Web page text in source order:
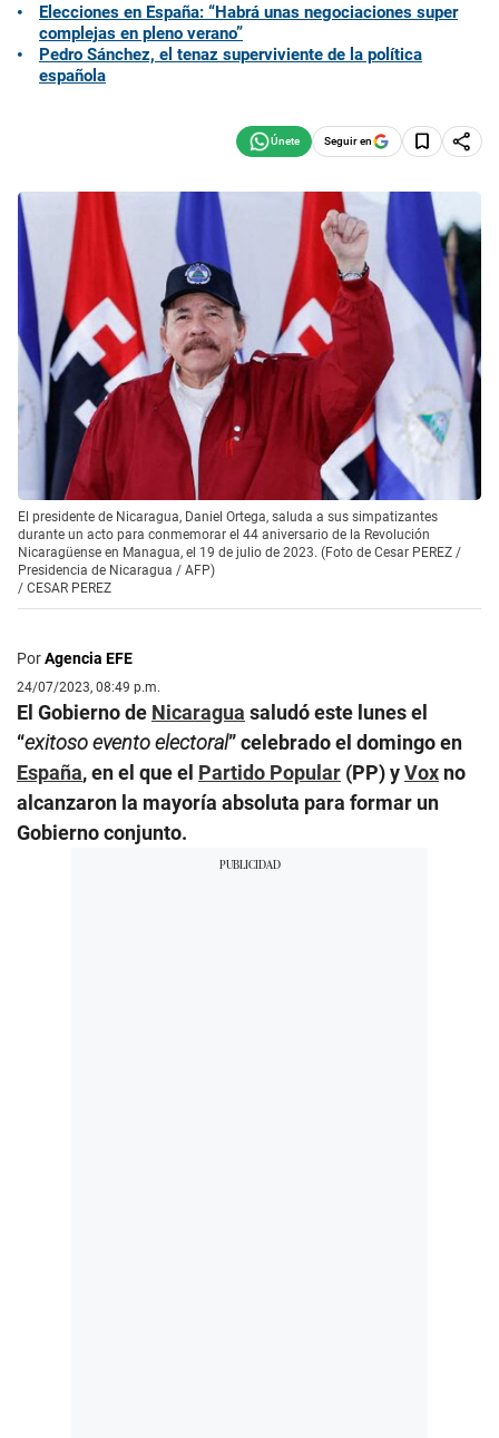
Elecciones en España: “Habrá unas negociaciones super
complejas en pleno verano”
Pedro Sánchez, el tenaz superviviente de la política
española
Seguir en
El presidente de Nicaragua, Daniel Ortega, saluda a sus simpatizantes
durante un acto para conmemorar el 44 aniversario de la Revolución
Nicaragüense en Managua, el 19 de julio de 2023. (Foto de Cesar PEREZ /
Presidencia de Nicaragua / AFP)
/ CESAR PEREZ
PorAgencia EFE
24/07/2023, 08:49 p.m.
El Gobierno de Nicaragua saludó este lunes el
“exitoso evento electoral” celebrado el domingo en
España, en el que el Partido Popular (PP) yVox no
alcanzaron la mayoría absoluta para formar un
Gobierno conjunto.